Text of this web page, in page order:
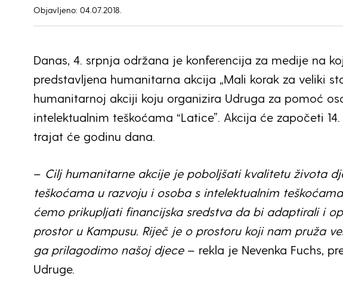
Objavljeno: 04.07.2018.
Danas, 4. srpnja održana je konferencija za medije na
predstavljena humanitarna akcija „Mali korak za veliki
humanitarnoj akciji koju organizira Udruga za pomoć
intelektualnim teškoćama “Latice”. Akcija će započeti
trajat će godinu dana.
– Cilj humanitarne akcije je poboljšati kvalitetu života
teškoćama u razvoju i osoba s intelektualnim
ćemo prikupljati financijska sredstva da bi adaptirali i
prostor u Kampusu. Riječ je o prostoru koji nam pruža
ga prilagodimo našoj djece– rekla je Nevenka Fuchs,
Udruge.